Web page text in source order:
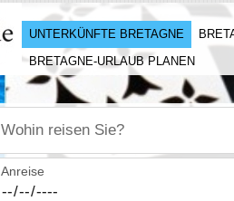
UNTERKÜNFTE BRETAGNE
BRETAGNE-URLAUB PLANEN
Wohin reisen Sie?
Anreise